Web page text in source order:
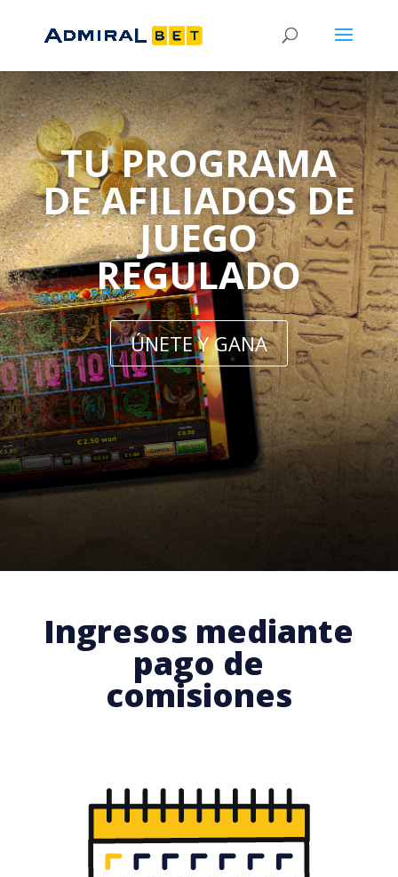
TU PROGRAMA
DE AFILIADOS DE
JUEGO
REGULADO
ÚNETE Y GANA
Ingresos mediante
pago de
comisiones